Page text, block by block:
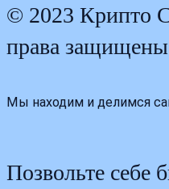
© 2023 Крипто
права
Мы находим и делимся
Позвольте себе